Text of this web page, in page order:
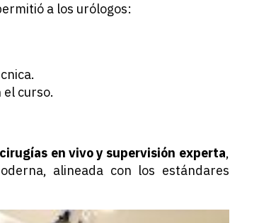
a los urólogos:
curso.
en vivo y supervisión experta,
alineada con los estándares